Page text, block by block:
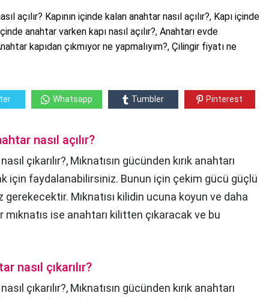
açılır? Kapının içinde kalan anahtar nasıl açılır?, Kapı içinde
anahtar varken kapı nasıl açılır?, Anahtarı evde
kapıdan çıkmıyor ne yapmalıyım?, Çilingir fiyatı ne
Whatsapp Tumbler Pinterest
nasıl açılır?
çıkarılır?, Mıknatısın gücünden kırık anahtarı
için faydalanabilirsiniz. Bunun için çekim gücü güçlü
gerekecektir. Mıknatısı kilidin ucuna koyun ve daha
ise anahtarı kilitten çıkaracak ve bu
nasıl çıkarılır?
çıkarılır?, Mıknatısın gücünden kırık anahtarı